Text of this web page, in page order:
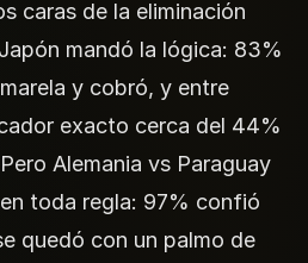
caras de la eliminación
mandó la lógica: 83%
y cobró, y entre
exacto cerca del 44%
Alemania vs Paraguay
toda regla: 97% confió
quedó con un palmo de